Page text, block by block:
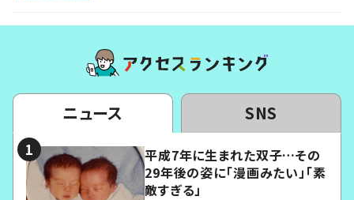
ニュース SNS
平成7年に生まれた双子…その
29年後の姿に「漫画みたい」「素
敵すぎる」